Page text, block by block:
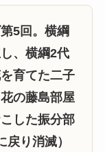
5回。横綱
、横綱2代
育てた二子
の藤島部屋
した振分部
り消滅）